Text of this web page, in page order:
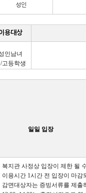
성인
용대상
인남녀
고등학생
일일 입장
지관 사정상 입장이 제한 될
용시간 1시간 전 입장이 마감
면대상자는 증빙서류를 제출